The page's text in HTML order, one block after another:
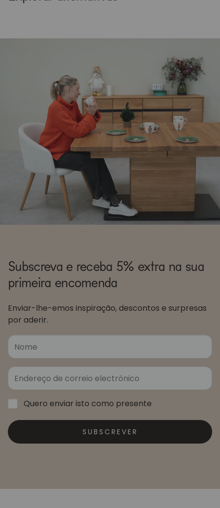
Subscreva e receba 5% extra na sua
primeira encomenda
Enviar-lhe-emos inspiração, descontos e surpresas
por aderir.
Quero enviar isto como presente
SUBSCREVER